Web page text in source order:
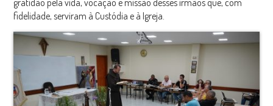
gratidão pela vida, vocação e missão desses irmãos que, com
fidelidade, serviram à Custódia e à Igreja.